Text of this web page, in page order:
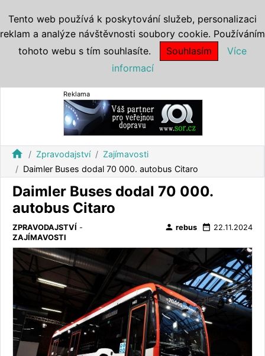
Reklama
home Zpravodajství
Zajímavosti
Daimler Buses dodal 70 000. autobus Citaro
Daimler Buses dodal 70 000.
autobus Citaro
ZPRAVODAJSTVÍ -
ZAJÍMAVOSTI
person rebus date_range 22.11.2024
Tento web používá k poskytování služeb, personalizaci
reklam a analýze návštěvnosti soubory cookie. Používáním
tohoto webu s tím souhlasíte.
Souhlasím
Více
informací